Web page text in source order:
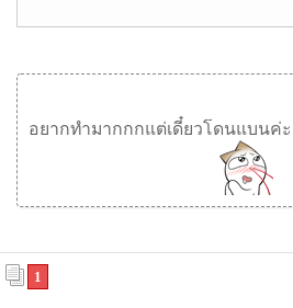
อยากทำมากกกแต่เดี๋ยวโดนแบนค่ะ
1